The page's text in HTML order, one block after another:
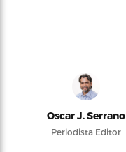
Oscar J. Serrano
Periodista Editor